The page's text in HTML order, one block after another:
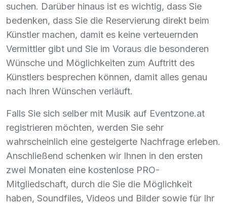
suchen. Darüber hinaus ist es wichtig, dass Sie
bedenken, dass Sie die Reservierung direkt beim
Künstler machen, damit es keine verteuernden
Vermittler gibt und Sie im Voraus die besonderen
Wünsche und Möglichkeiten zum Auftritt des
Künstlers besprechen können, damit alles genau
nach Ihren Wünschen verläuft.
Falls Sie sich selber mit Musik auf Eventzone.at
registrieren möchten, werden Sie sehr
wahrscheinlich eine gesteigerte Nachfrage erleben.
Anschließend schenken wir Ihnen in den ersten
zwei Monaten eine kostenlose PRO-
Mitgliedschaft, durch die Sie die Möglichkeit
haben, Soundfiles, Videos und Bilder sowie für Ihr